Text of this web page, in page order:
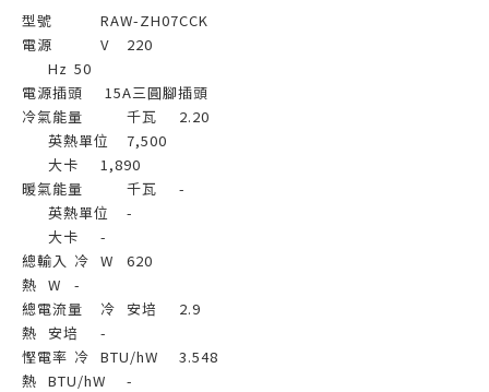
型號
RAW-ZH07CCK
電源
V
220
Hz 50
電源插頭
15A三圓腳插頭
冷氣能量
千瓦
2.20
英熱單位
7,500
大卡
1,890
暖氣能量
千瓦
-
英熱單位
-
大卡
-
總輸入 冷 W
620
熱 W
-
總電流量
冷 安培
2.9
熱
安培
-
慳電率 冷 BTU/hW
3.548
熱 BTU/hW
-